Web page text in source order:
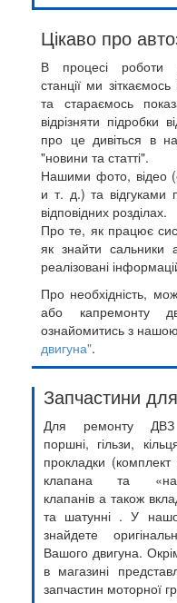
Цікаво про
В процесі роботи
станції ми
та стараємось
відрізняти підробки
про це дивіться в
"новини та статті".
Нашими фото, відео
и т. д.) та
відповідних розділах.
Про те, як працює
як знайти сальники
реалізовані
Про необхідність,
або капремонту
ознайомитись з
двигуна".
Запчастини
Для ремонту ДВЗ
поршні, гільзи,
прокладки (комплект
клапана та
клапанів а також
та шатунні . У
знайдете
Вашого двигуна.
в магазині
запчастин моторної